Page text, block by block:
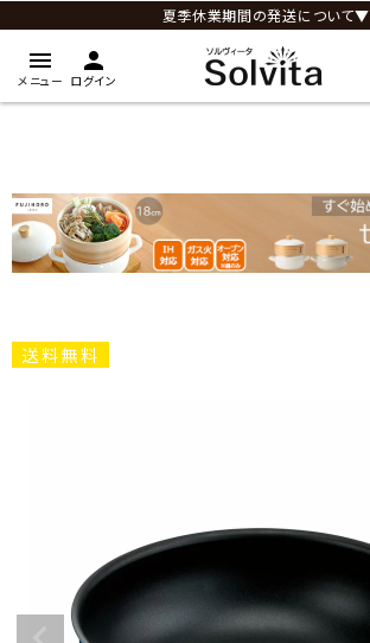
夏季休業期間の発送について▼
menu
メニュー
person
ログイン
送料無料